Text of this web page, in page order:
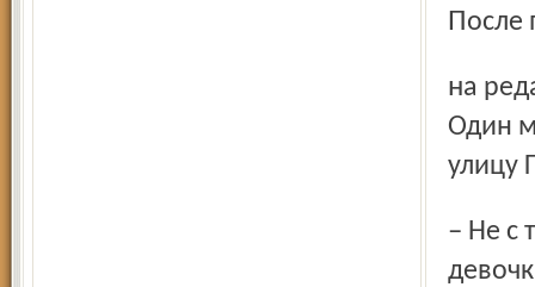
на редакцию обрушился шквал телефонных звонков.
Один
улицу
– Не с теми людьми вы беседовали. Мать облысевшей